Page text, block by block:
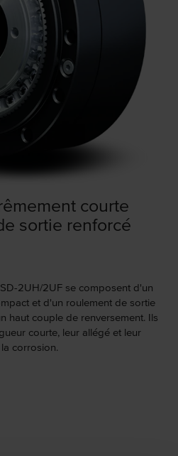
courte
sortie renforcé
2UH/2UF se composent d'un
et d'un roulement de sortie
haut couple de renversement. Ils
courte, leur allégé et leur
corrosion.